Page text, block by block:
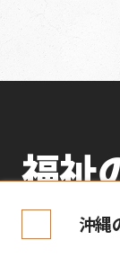
沖縄
福祉
新し